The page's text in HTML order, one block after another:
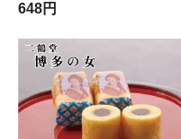
648円